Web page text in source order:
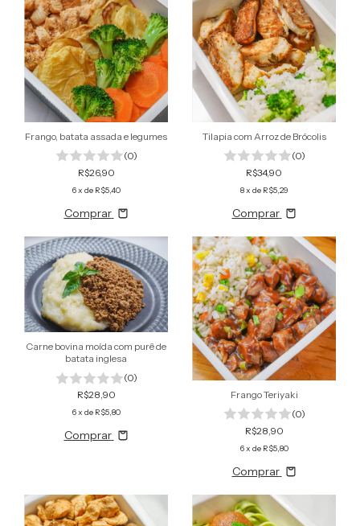
Frango, batata assada e legumes
(0)
R$26,90
6x de R$5,40
Comprar
Tilapia com Arroz de Brócolis
(0)
R$34,90
8x de R$5,29
Comprar
Carne bovina moída com purê de
batata inglesa
(0)
R$28,90
6x de R$5,80
Comprar
Frango Teriyaki
(0)
R$28,90
6x de R$5,80
Comprar